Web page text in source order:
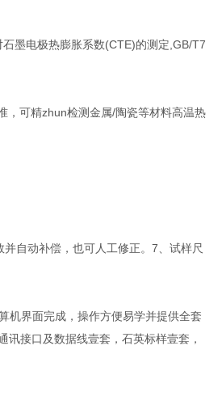
墨电极热膨胀系数(CTE)的测定,GB/T7
，可精zhun检测金属/陶瓷等材料高温热
自动补偿，也可人工修正。7、试样尺
机界面完成，操作方便易学并提供全套
接口及数据线壹套，石英标样壹套，